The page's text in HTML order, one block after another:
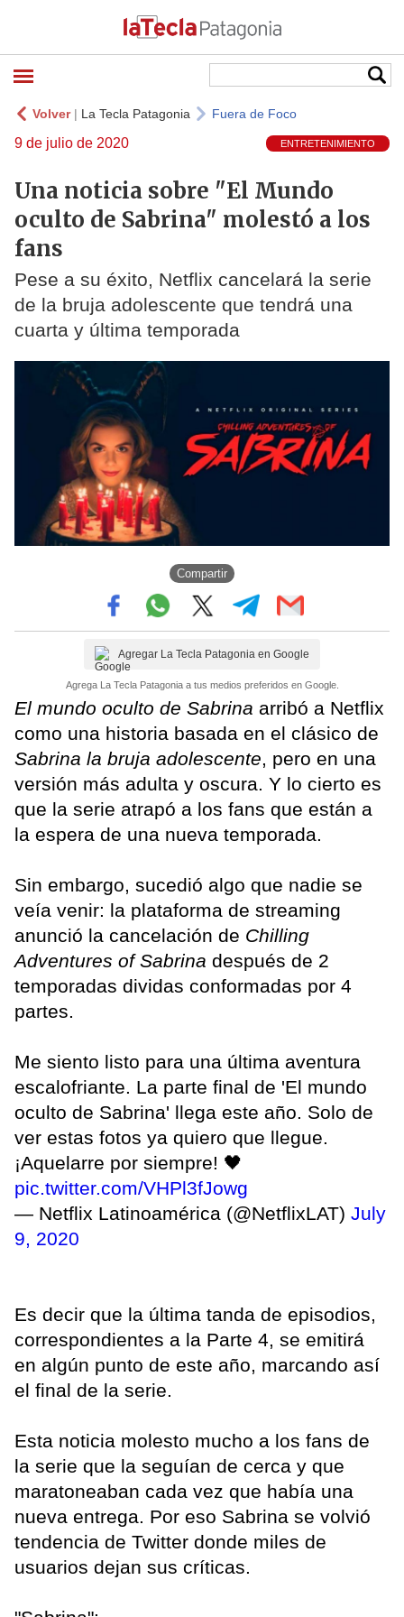
Volver| La Tecla Patagonia Fuera de Foco
9 de julio de 2020 ENTRETENIMIENTO
Una noticia sobre "El Mundo
oculto de Sabrina" molestó a los
fans
Pese a su éxito, Netflix cancelará la serie
de la bruja adolescente que tendrá una
cuarta y última temporada
Compartir
Agregar La Tecla Patagonia en Google
Agrega La Tecla Patagonia a tus medios preferidos en Google.
El mundo oculto de Sabrina arribó a Netflix
como una historia basada en el clásico de
Sabrina la bruja adolescente, pero en una
versión más adulta y oscura. Y lo cierto es
que la serie atrapó a los fans que están a
la espera de una nueva temporada.
Sin embargo, sucedió algo que nadie se
veía venir: la plataforma de streaming
anunció la cancelación de Chilling
Adventures of Sabrina después de 2
temporadas dividas conformadas por 4
partes.
Me siento listo para una última aventura
escalofriante. La parte final de 'El mundo
oculto de Sabrina' llega este año. Solo de
ver estas fotos ya quiero que llegue.
¡Aquelarre por siempre! 🖤
pic.twitter.com/VHPl3fJowg
— Netflix Latinoamérica (@NetflixLAT) July
9, 2020
Es decir que la última tanda de episodios,
correspondientes a la Parte 4, se emitirá
en algún punto de este año, marcando así
el final de la serie.
Esta noticia molesto mucho a los fans de
la serie que la seguían de cerca y que
maratoneaban cada vez que había una
nueva entrega. Por eso Sabrina se volvió
tendencia de Twitter donde miles de
usuarios dejan sus críticas.